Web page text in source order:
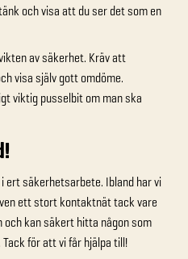
och visa att du ser det som en
av säkerhet. Kräv att
visa själv gott omdöme.
viktig pusselbit om man ska
ert säkerhetsarbete. Ibland har vi
ett stort kontaktnät tack vare
kan säkert hitta någon som
för att vi får hjälpa till!